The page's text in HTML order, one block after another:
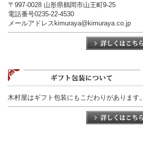
〒997-0028 山形県鶴岡市山王町9-25
電話番号0235-22-4530
メールアドレスkimuraya@kimuraya.co.jp
木村屋はギフト包装にもこだわりがあります。